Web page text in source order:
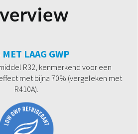
MET LAAG GWP
R32, kenmerkend voor een
met bijna 70% (vergeleken met
R410A).